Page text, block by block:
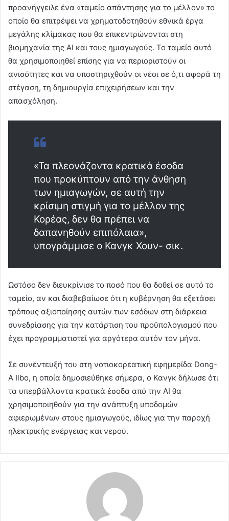
προανήγγειλε ένα «ταμείο απάντησης για το μέλλον» το
οποίο θα επιτρέψει να χρηματοδοτηθούν εθνικά έργα
μεγάλης κλίμακας που θα επικεντρώνονται στη
βιομηχανία της AI και τους ημιαγωγούς. Το ταμείο αυτό
θα χρησιμοποιηθεί επίσης για να περιοριστούν οι
ανισότητες και να υποστηριχθούν οι νέοι σε ό,τι αφορά τη
στέγαση, τη δημιουργία επιχειρήσεων και την
απασχόληση.
«Τα πλεονάζοντα κρατικά έσοδα
που προκύπτουν από την άνθηση
των ημιαγωγών, σε αυτή την
κρίσιμη στιγμή για το μέλλον της
Κορέας, δεν θα πρέπει να
δαπανηθούν επιπόλαια»,
υπογράμμισε ο Κανγκ Χουν- σικ.
Ωστόσο δεν διευκρίνισε το ποσό που θα δοθεί σε αυτό το
ταμείο, αν και διαβεβαίωσε ότι η κυβέρνηση θα εξετάσει
τρόπους αξιοποίησης αυτών των εσόδων στη διάρκεια
συνεδρίασης για την κατάρτιση του προϋπολογισμού που
έχει προγραμματιστεί για αργότερα αυτόν τον μήνα.
Σε συνέντευξή του στη νοτιοκορεατική εφημερίδα Dong-
A Ilbo, η οποία δημοσιεύθηκε σήμερα, ο Κανγκ δήλωσε ότι
τα υπερβάλλοντα κρατικά έσοδα από την AI θα
χρησιμοποιηθούν για την ανάπτυξη υποδομών
αφιερωμένων στους ημιαγωγούς, ιδίως για την παροχή
ηλεκτρικής ενέργειας και νερού.